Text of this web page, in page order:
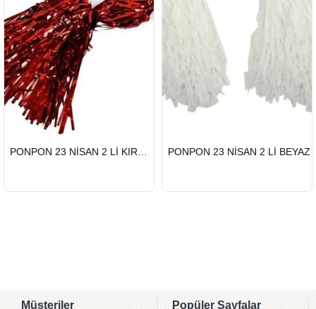
HIZLI
GÖNDERİ
PONPON 23 NİSAN 2 Lİ KIRMIZI
HIZLI
GÖNDERİ
PONPON 23 NİSAN 2 Lİ BEYAZ
Müşteriler Popüler Sayfalar